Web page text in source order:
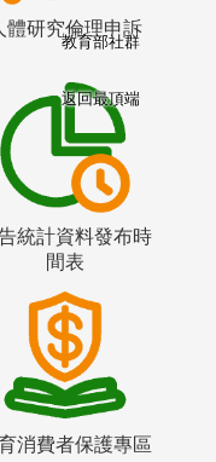
體研究倫理申訴
統計資料發布時
間表
消費者保護專區
教育部社群
返回最頂端